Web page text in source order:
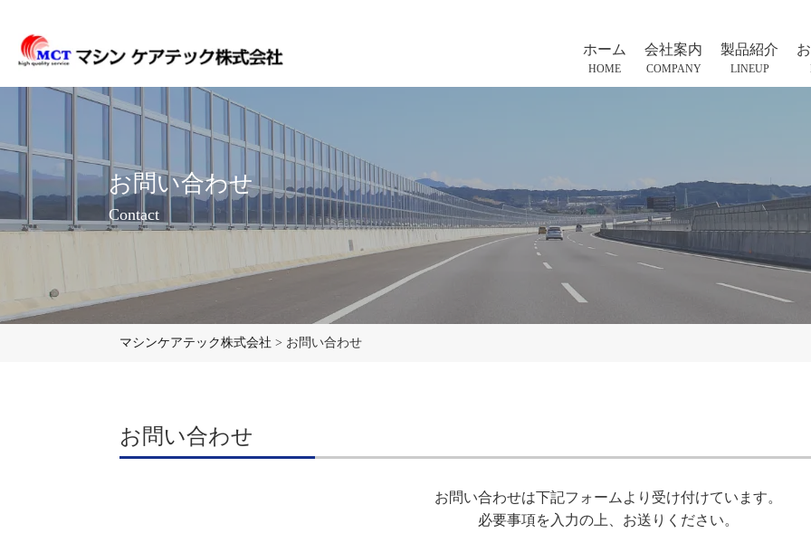
ホーム
HOME
会社案内
COMPANY
製品紹介
LINEUP
お問い合わせ
Contact
マシンケアテック株式会社 > お問い合わせ
お問い合わせ
お問い合わせは下記フォームより受け付けています。
必要事項を入力の上、お送りください。